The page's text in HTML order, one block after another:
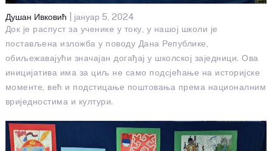
Душан Ивковић | јануар 5, 2024
Док је распуст за ученике у току, у нашој школи је
постављена изложба у поводу Дана Републике,
обиљежавајући значајан догађај у школској заједници. Ова
иницијатива има за циљ не само подсјећање на историјске
моменте, већ и подстицање поштовања према националним
вриједностима и култури.